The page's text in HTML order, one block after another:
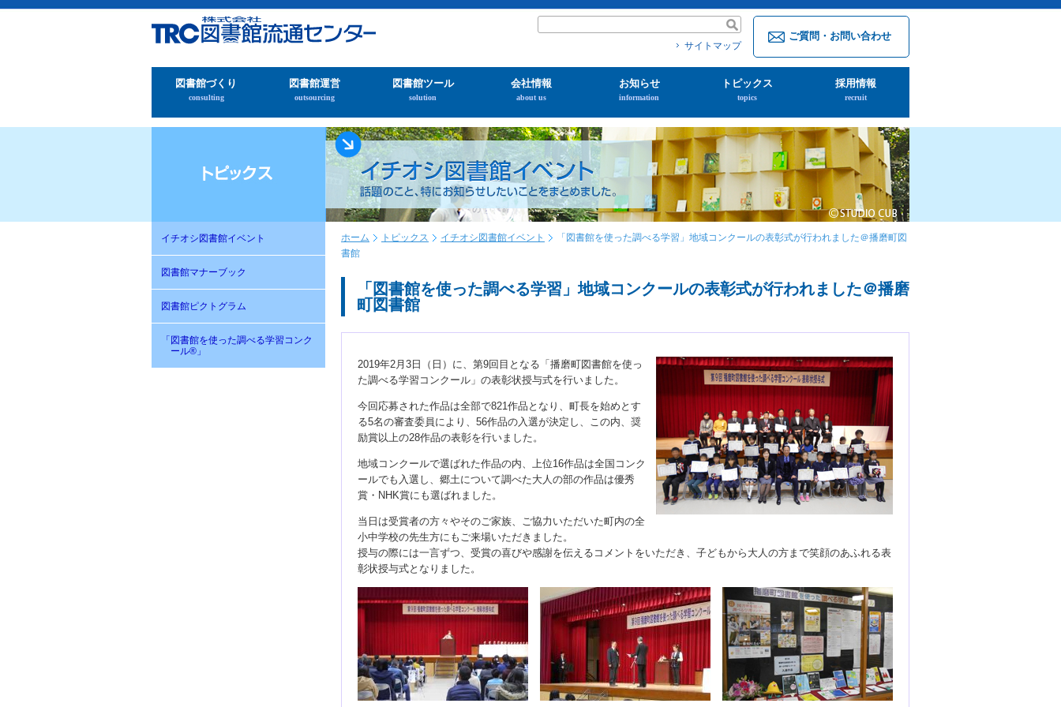
ご質問・お問い合わせ
サイトマップ
図書館づくり
consulting
図書館運営
outsourcing
図書館ツール
solution
会社情報
about us
お知らせ
information
トピックス
topics
採用情報
recruit
イチオシ図書館イベント
図書館マナーブック
図書館ピクトグラム
「図書館を使った調べる学習コンク
ール®」
ホーム トピックス イチオシ図書館イベント
「図書館を使った調べる学習」地域コンクールの表彰式が行われました＠播磨町図
書館
「図書館を使った調べる学習」地域コンクールの表彰式が行われました＠播磨
町図書館
2019年2月3日（日）に、第9回目となる「播磨町図書館を使っ
た調べる学習コンクール」の表彰状授与式を行いました。
今回応募された作品は全部で821作品となり、町長を始めとす
る5名の審査委員により、56作品の入選が決定し、この内、奨
励賞以上の28作品の表彰を行いました。
地域コンクールで選ばれた作品の内、上位16作品は全国コンク
ールでも入選し、郷土について調べた大人の部の作品は優秀
賞・NHK賞にも選ばれました。
当日は受賞者の方々やそのご家族、ご協力いただいた町内の全
小中学校の先生方にもご来場いただきました。
授与の際には一言ずつ、受賞の喜びや感謝を伝えるコメントをいただき、子どもから大人の方まで笑顔のあふれる表
彰状授与式となりました。